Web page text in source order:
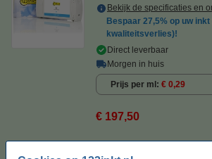
Bekijk de specificaties en
Bespaar 27,5% op uw inkt
kwaliteitsverlies)!
Direct leverbaar
Morgen in huis
Prijs per ml € 0,29
€ 197,50